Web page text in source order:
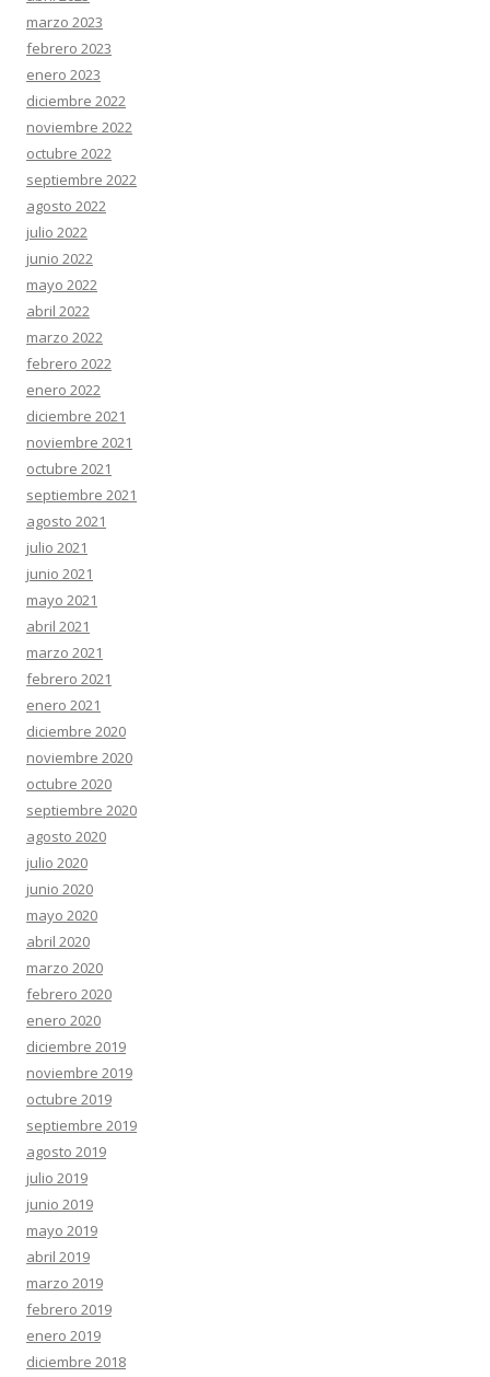
marzo 2023
febrero 2023
enero 2023
diciembre 2022
noviembre 2022
octubre 2022
septiembre 2022
agosto 2022
julio 2022
junio 2022
mayo 2022
abril 2022
marzo 2022
febrero 2022
enero 2022
diciembre 2021
noviembre 2021
octubre 2021
septiembre 2021
agosto 2021
julio 2021
junio 2021
mayo 2021
abril 2021
marzo 2021
febrero 2021
enero 2021
diciembre 2020
noviembre 2020
octubre 2020
septiembre 2020
agosto 2020
julio 2020
junio 2020
mayo 2020
abril 2020
marzo 2020
febrero 2020
enero 2020
diciembre 2019
noviembre 2019
octubre 2019
septiembre 2019
agosto 2019
julio 2019
junio 2019
mayo 2019
abril 2019
marzo 2019
febrero 2019
enero 2019
diciembre 2018